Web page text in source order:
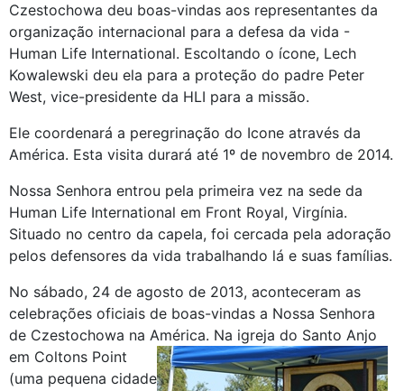
Czestochowa deu boas-vindas aos representantes da
organização internacional para a defesa da vida -
Human Life International. Escoltando o ícone, Lech
Kowalewski deu ela para a proteção do padre Peter
West, vice-presidente da HLI para a missão.
Ele coordenará a peregrinação do Icone através da
América. Esta visita durará até 1º de novembro de 2014.
Nossa Senhora entrou pela primeira vez na sede da
Human Life International em Front Royal, Virgínia.
Situado no centro da capela, foi cercada pela adoração
pelos defensores da vida trabalhando lá e suas famílias.
No sábado, 24 de agosto de 2013, aconteceram as
celebrações oficiais de boas-vindas a Nossa Senhora
de Czestochowa na América. Na igreja do Santo Anjo
em Coltons Point
(uma pequena cidade